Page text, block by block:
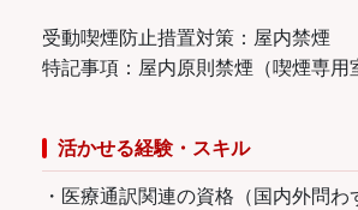
受動喫煙防止措置対策：屋内禁煙
特記事項：屋内原則禁煙（喫煙専用
活かせる経験・スキル
・医療通訳関連の資格（国内外問わ